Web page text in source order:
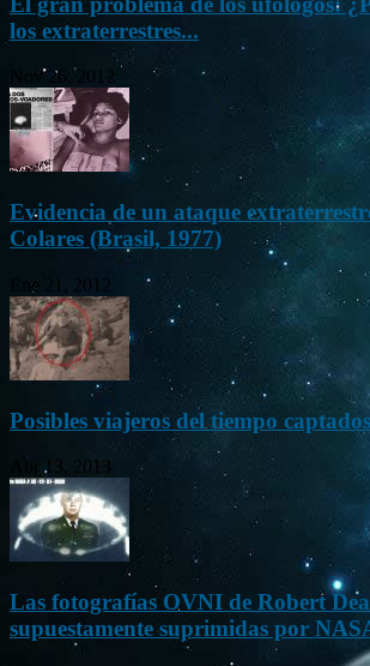
los extraterrestres...
Nov 26, 2012
Evidencia de un ataque
Colares (Brasil, 1977)
Ene 21, 2012
Posibles viajeros del tiempo
Abr 13, 2013
Las fotografías OVNI de Robert
supuestamente suprimidas por